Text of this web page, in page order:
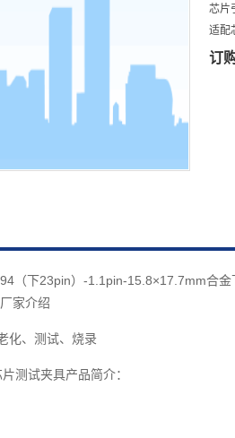
芯片
适配
订
（下23pin）-1.1pin-15.8×17.7mm合
家介绍
化、测试、烧录
测试夹具产品简介：